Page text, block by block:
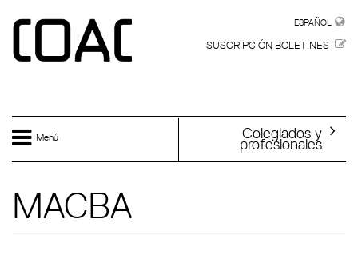
ESPAÑOL
SUSCRIPCIÓN BOLETINES
Menú Colegiados y
profesionales
MACBA